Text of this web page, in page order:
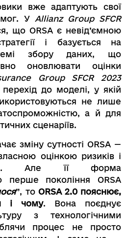
вже адаптують свої
У Allianz Group SFCR
що ORSA є невід’ємною
і базується на
збору даних, що
оновлювати оцінки
Group SFCR 2023
до моделі, у якій
не лише
а й для
сценаріїв.
зміну сутності ORSA —
оцінкою ризиків і
Але її форма
перше покоління ORSA
”, то ORSA 2.0 пояснює,
і чому. Вона поєднує
з технологічними
процес не просто